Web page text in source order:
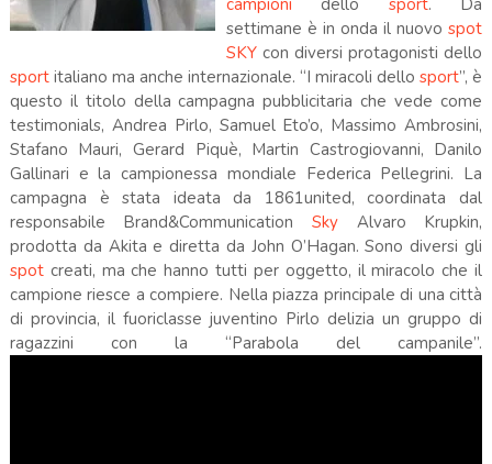
campioni dello sport. Da
settimane è in onda il nuovospot
SKYcon diversi protagonisti dello
sportitaliano ma anche internazionale. “I miracoli dellosport”, è
questo il titolo della campagna pubblicitaria che vede come
testimonials, Andrea Pirlo, Samuel Eto’o, Massimo Ambrosini,
Stafano Mauri, Gerard Piquè, Martin Castrogiovanni, Danilo
Gallinari e la campionessa mondiale Federica Pellegrini. La
campagna è stata ideata da 1861united, coordinata dal
responsabile Brand&Communication Sky Alvaro Krupkin,
prodotta da Akita e diretta da John O’Hagan. Sono diversi gli
spotcreati, ma che hanno tutti per oggetto, il miracolo che il
campione riesce a compiere. Nella piazza principale di una città
di provincia, il fuoriclasse juventino Pirlo delizia un gruppo di
ragazzini con la “Parabola delcampanile”.